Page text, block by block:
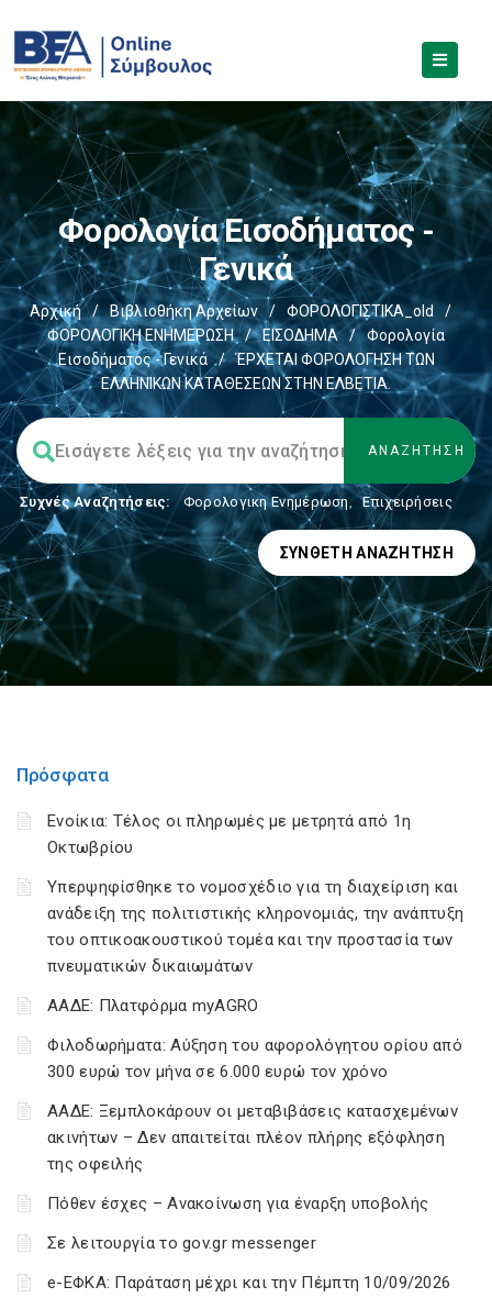
Φορολογία Εισοδήματος -
Γενικά
Αρχική / Βιβλιοθήκη Αρχείων / ΦΟΡΟΛΟΓΙΣΤΙΚΑ_old
/
ΦΟΡΟΛΟΓΙΚΗ ΕΝΗΜΕΡΩΣΗ
/ ΕΙΣΟΔΗΜΑ /
Φορολογία
Εισοδήματος - Γενικά
/
ΈΡΧΕΤΑΙ ΦΟΡΟΛΟΓΗΣΗ ΤΩΝ
ΕΛΛΗΝΙΚΩΝ ΚΑΤΑΘΕΣΕΩΝ ΣΤΗΝ ΕΛΒΕΤΙΑ.
Συχνές Αναζητήσεις: Φορολογικη Ενημέρωση, Επιχειρήσεις
ΣΎΝΘΕΤΗ ΑΝΑΖΉΤΗΣΗ
Πρόσφατα
Ενοίκια: Τέλος οι πληρωμές με μετρητά από 1η
Οκτωβρίου
Υπερψηφίσθηκε το νομοσχέδιο για τη διαχείριση και
ανάδειξη της πολιτιστικής κληρονομιάς, την ανάπτυξη
του οπτικοακουστικού τομέα και την προστασία των
πνευματικών δικαιωμάτων
ΑΑΔΕ: Πλατφόρμα myAGRO
Φιλοδωρήματα: Αύξηση του αφορολόγητου ορίου από
300 ευρώ τον μήνα σε 6.000 ευρώ τον χρόνο
ΑΑΔΕ: Ξεμπλοκάρουν οι μεταβιβάσεις κατασχεμένων
ακινήτων – Δεν απαιτείται πλέον πλήρης εξόφληση
της οφειλής
Πόθεν έσχες – Ανακοίνωση για έναρξη υποβολής
Σε λειτουργία το gov.gr messenger
e-ΕΦΚΑ: Παράταση μέχρι και την Πέμπτη 10/09/2026